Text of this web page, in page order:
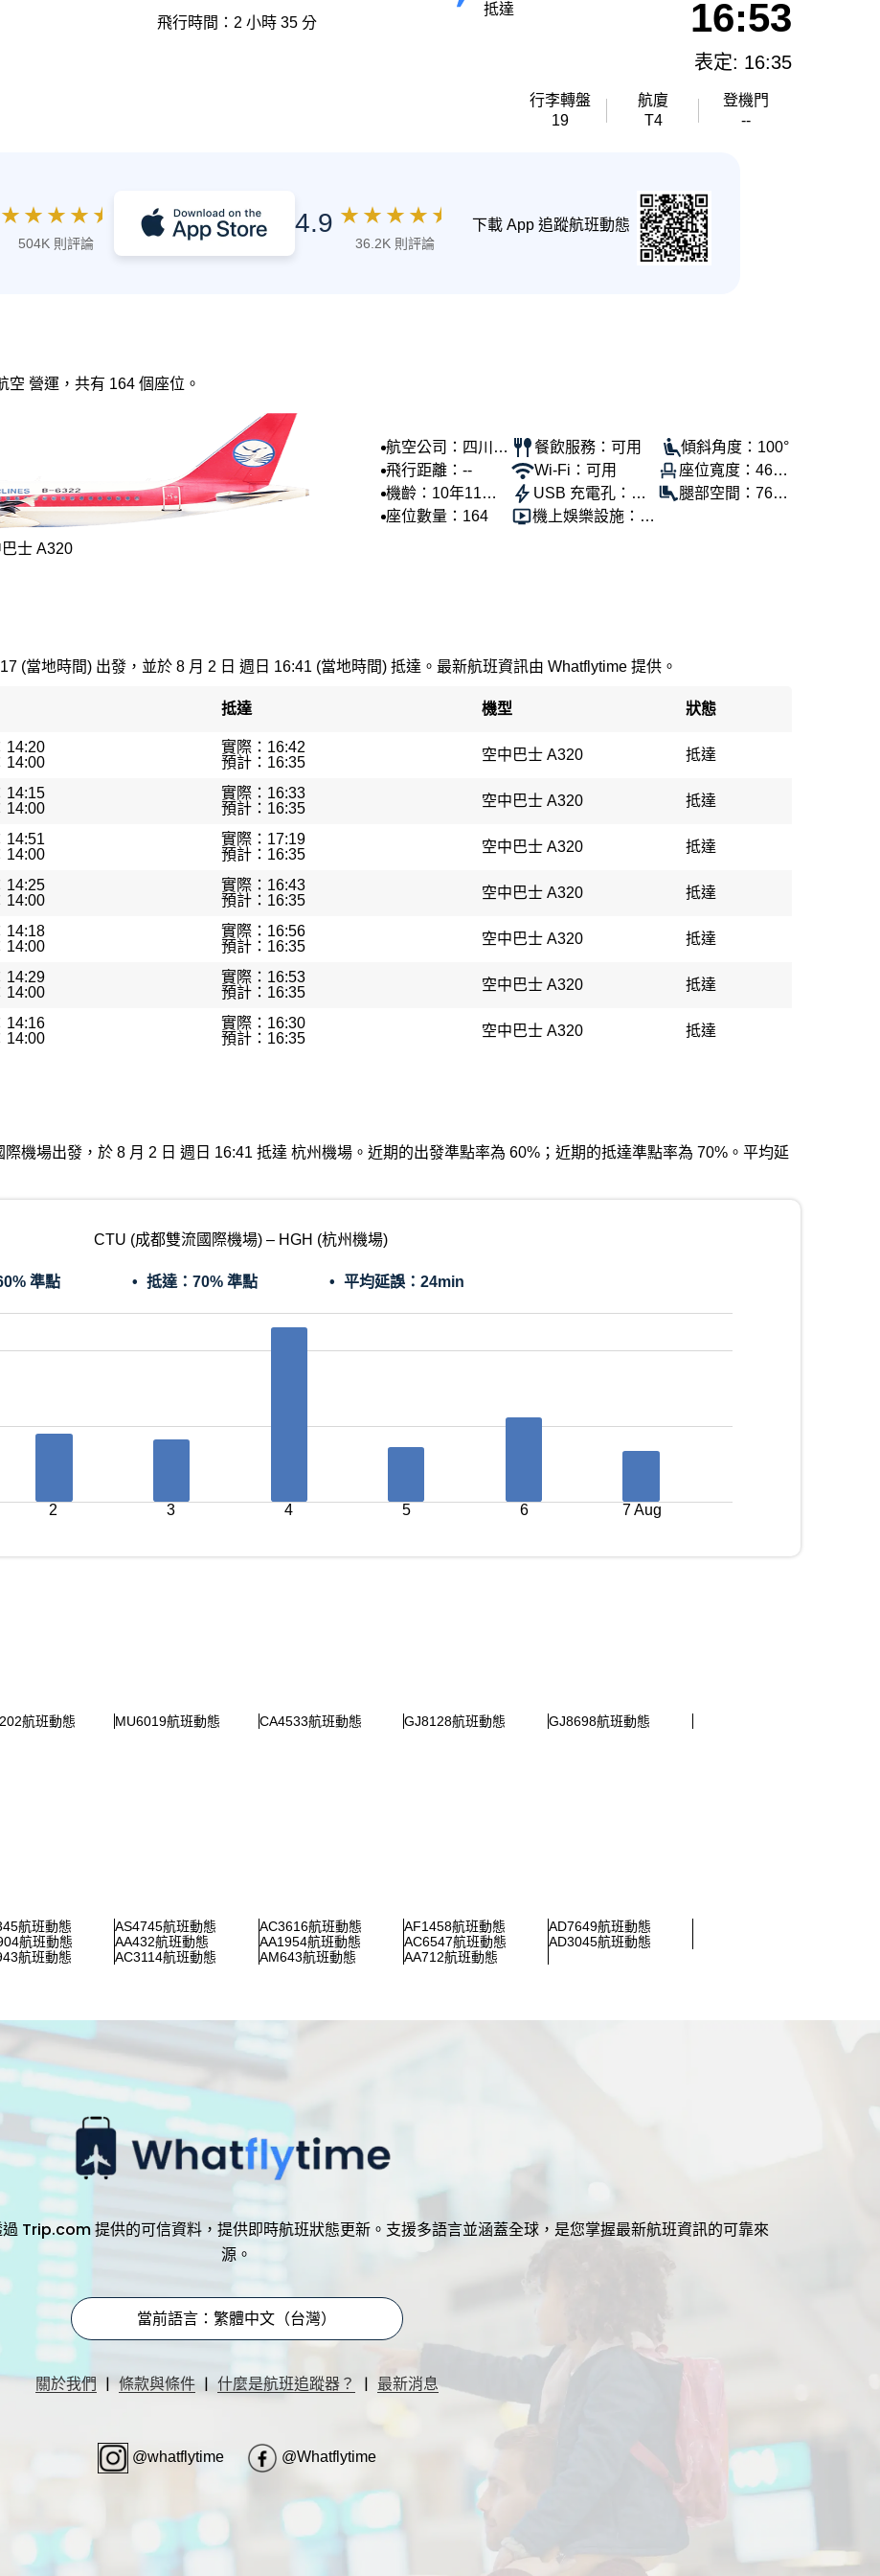
飛行時間：2 小時 35 分
抵達 16:53
表定: 16:35
行李轉盤
19
航廈
T4
登機門
--
★ ★ ★ ★ ★
504K 則評論
4.9 ★ ★ ★ ★ ★
36.2K 則評論
下載 App 追蹤航班動態
營運，共有 164 個座位。
士 A320
航空公司：四川航
空
飛行距離：--
機齡：10年11個
月
座位數量：164
餐飲服務：可用
Wi-Fi：可用
USB 充電孔：可
用
機上娛樂設施：可
傾斜角度：100°
座位寬度：46公
分
腿部空間：76公
(當地時間) 出發，並於 8 月 2 日 週日 16:41 (當地時間) 抵達。最新航班資訊由 Whatflytime 提供。
抵達 機型 狀態
14:20
14:00
實際：16:42
預計：16:35
空中巴士 A320 抵達
14:15
14:00
實際：16:33
預計：16:35
空中巴士 A320 抵達
14:51
14:00
實際：17:19
預計：16:35
空中巴士 A320 抵達
14:25
14:00
實際：16:43
預計：16:35
空中巴士 A320 抵達
14:18
14:00
實際：16:56
預計：16:35
空中巴士 A320 抵達
14:29
14:00
實際：16:53
預計：16:35
空中巴士 A320 抵達
14:16
14:00
實際：16:30
預計：16:35
空中巴士 A320 抵達
機場出發，於 8 月 2 日 週日 16:41 抵達 杭州機場。近期的出發準點率為 60%；近期的抵達準點率為 70%。平均延
CTU (成都雙流國際機場) – HGH (杭州機場)
準點 抵達： 70% 準點 平均延誤： 24min
2 3 4 5 6 7 Aug
航班動態 MU6019航班動態 CA4533航班動態 GJ8128航班動態
GJ8698航班動態
航班動態 AS4745航班動態 AC3616航班動態 AF1458航班動態
AD7649航班動態
航班動態 AA432航班動態 AA1954航班動態 AC6547航班動態
AD3045航班動態
航班動態 AC3114航班動態 AM643航班動態 AA712航班動態
Trip.com 提供的可信資料，提供即時航班狀態更新。支援多語言並涵蓋全球，是您掌握最新航班資訊的可靠來
源。
當前語言：繁體中文（台灣）
關於我們 | 條款與條件 | 什麼是航班追蹤器？ | 最新消息
@whatflytime @Whatflytime